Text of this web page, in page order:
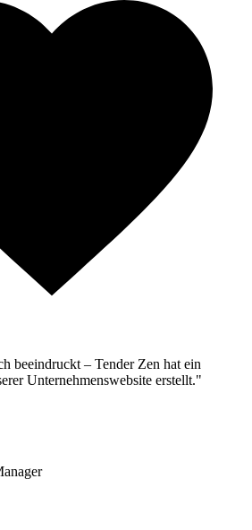
beeindruckt – Tender Zen hat ein
Unternehmenswebsite erstellt."